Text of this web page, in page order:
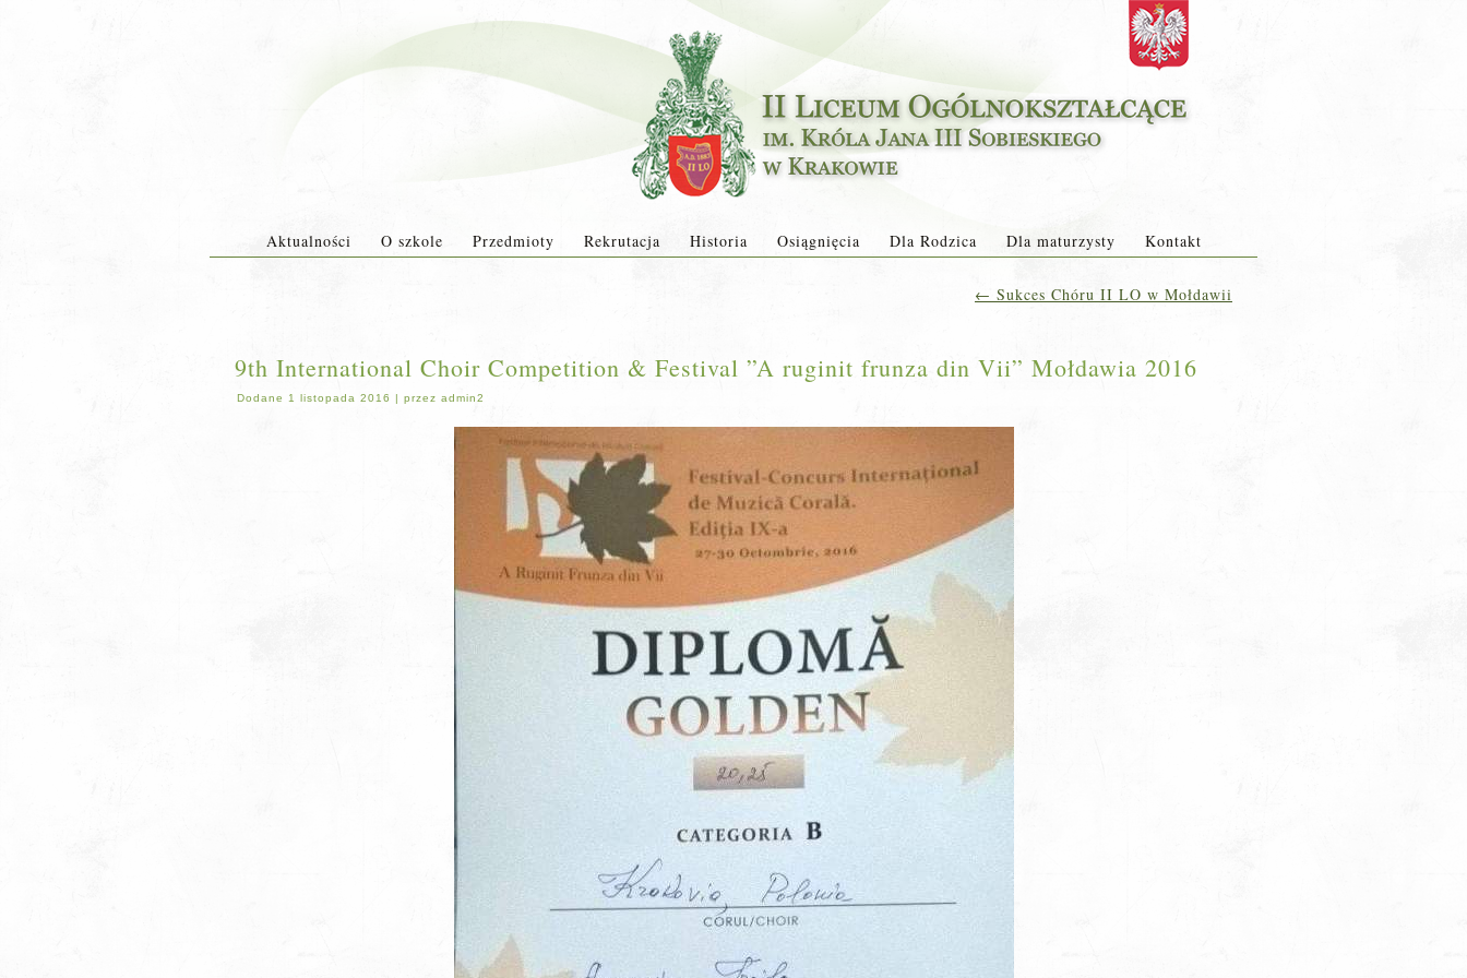
Aktualności O szkole Przedmioty Rekrutacja Historia Osiągnięcia Dla Rodzica Dla maturzysty Kontakt
← Sukces Chóru II LO w Mołdawii
9th International Choir Competition & Festival ”A ruginit frunza din Vii” Mołdawia 2016
Dodane 1 listopada 2016 | przez admin2